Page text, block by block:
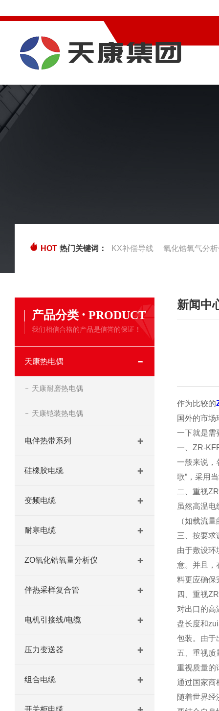
HOT 热门关键词： KX补偿导线 氧化锆氧气分
产品分类 · PRODUCT
我们相信合格的产品是信誉的保证！
天康热电偶
天康耐磨热电偶
天康铠装热电偶
电伴热带系列
硅橡胶电缆
变频电缆
耐寒电缆
ZO氧化锆氧量分析仪
伴热采样复合管
电机引接线/电缆
压力变送器
组合电缆
开关柜电缆
新闻中
作为比较的
国外的市
一下就是需
一、ZR-
一般来说，
歌”，采用
二、重视
虽然高温
（如载流
三、按要求
由于敷设环
意。并且，
料更应确保
四、重视
对出口的高
盘长度和
包装。由于
五、重视质
重视质量的
通过国家商
随着世界